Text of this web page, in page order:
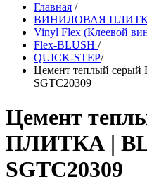
Главная /
ВИНИЛОВАЯ
Vinyl Flex (Клеевой
Flex-BLUSH /
QUICK-STEP/
Цемент теплый
SGTC20309
Цемент
ПЛИТКА |
SGTC20309